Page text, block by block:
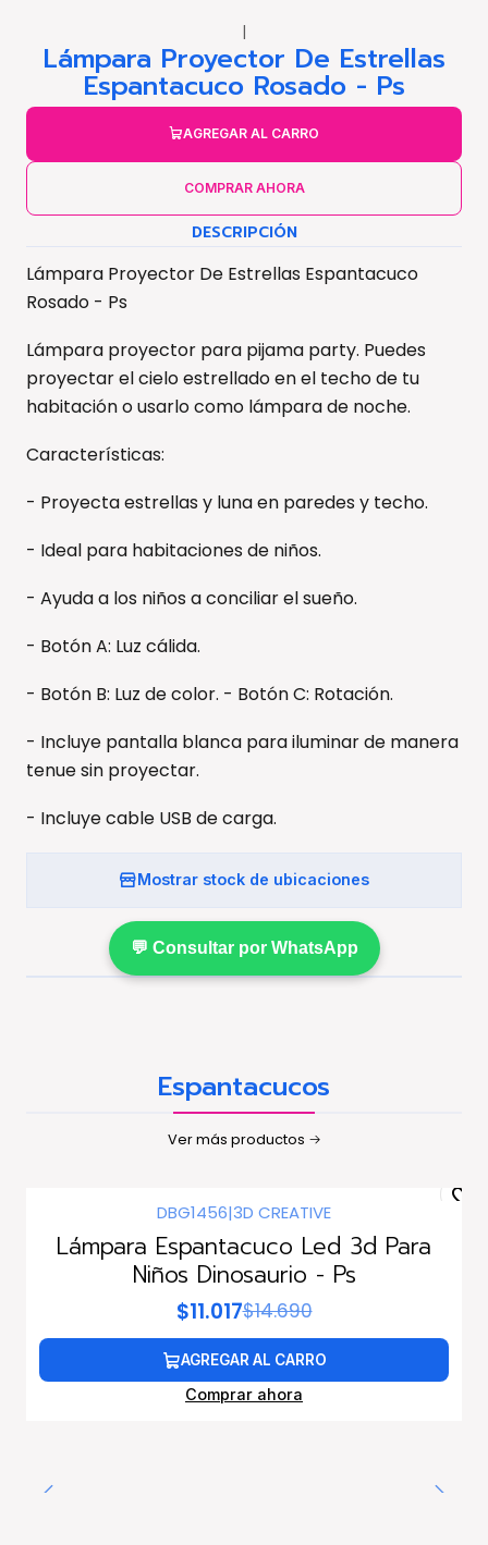
|
Lámpara Proyector De Estrellas
Espantacuco Rosado - Ps
AGREGAR AL CARRO
COMPRAR AHORA
DESCRIPCIÓN
Lámpara Proyector De Estrellas Espantacuco
Rosado - Ps
Lámpara proyector para pijama party. Puedes
proyectar el cielo estrellado en el techo de tu
habitación o usarlo como lámpara de noche.
Características:
- Proyecta estrellas y luna en paredes y techo.
- Ideal para habitaciones de niños.
- Ayuda a los niños a conciliar el sueño.
- Botón A: Luz cálida.
- Botón B: Luz de color. - Botón C: Rotación.
- Incluye pantalla blanca para iluminar de manera
tenue sin proyectar.
- Incluye cable USB de carga.
Mostrar stock de ubicaciones
💬 Consultar por WhatsApp
Espantacucos
Ver más productos
DBG1456|3D CREATIVE
Lámpara Espantacuco Led 3d Para
Niños Dinosaurio - Ps
$11.017$14.690
AGREGAR AL CARRO
Comprar ahora